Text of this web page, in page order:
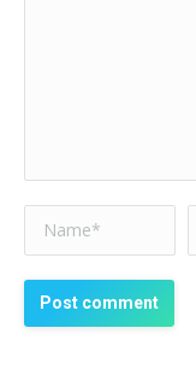
Name *
Post comment